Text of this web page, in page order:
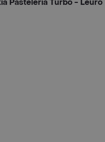
Pastelería Turbo - Leuro